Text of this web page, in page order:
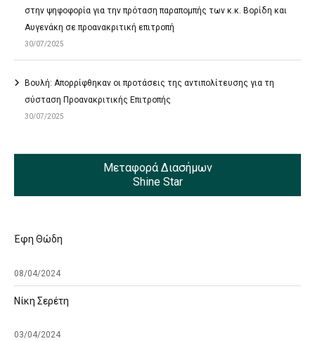
στην ψηφοφορία για την πρόταση παραπομπής των κ.κ. Βορίδη και
Αυγενάκη σε προανακριτική επιτροπή
30/07/2025
Βουλή: Απορρίφθηκαν οι προτάσεις της αντιπολίτευσης για τη
σύσταση Προανακριτικής Επιτροπής
30/07/2025
Μεταφορά Διασήμων
Shine Star
Έφη Θώδη
08/04/2024
Νίκη Σερέτη
03/04/2024